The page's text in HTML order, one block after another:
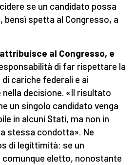
se un candidato possa
bensì spetta al Congresso, a
al Congresso, e
di far rispettare la
cariche federali e ai
nella decisione. «Il risultato
un singolo candidato venga
in alcuni Stati, ma non in
stessa condotta». Ne
di legittimità: se un
comunque eletto, nonostante